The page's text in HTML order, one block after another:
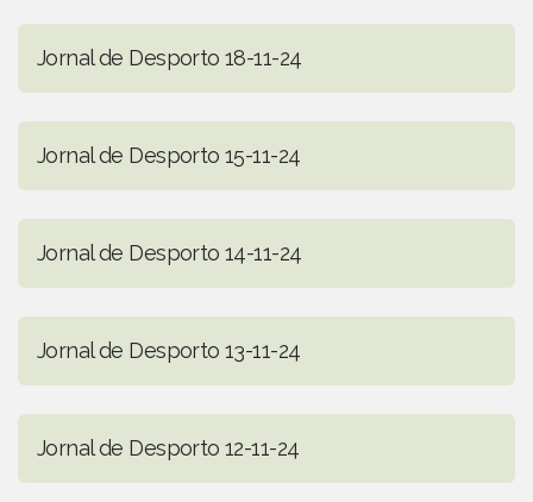
Jornal de Desporto 18-11-24
Jornal de Desporto 15-11-24
Jornal de Desporto 14-11-24
Jornal de Desporto 13-11-24
Jornal de Desporto 12-11-24